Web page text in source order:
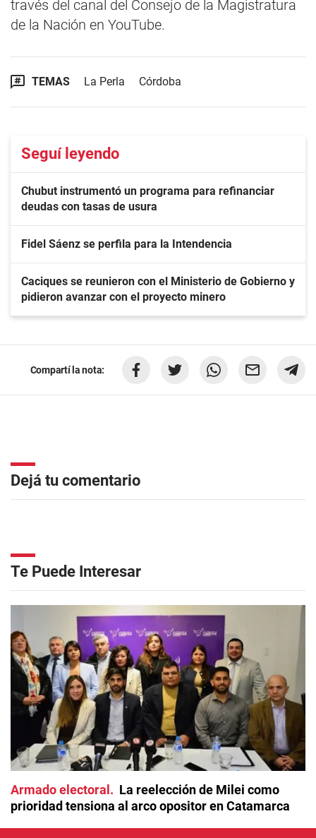
través del canal del Consejo de la Magistratura
de la Nación en YouTube.
TEMAS La Perla Córdoba
Seguí leyendo
Chubut instrumentó un programa para refinanciar
deudas con tasas de usura
Fidel Sáenz se perfila para la Intendencia
Caciques se reunieron con el Ministerio de Gobierno y
pidieron avanzar con el proyecto minero
Compartí la nota:
Dejá tu comentario
Te Puede Interesar
Armado electoral
La reelección de Milei como
prioridad tensiona al arco opositor en Catamarca